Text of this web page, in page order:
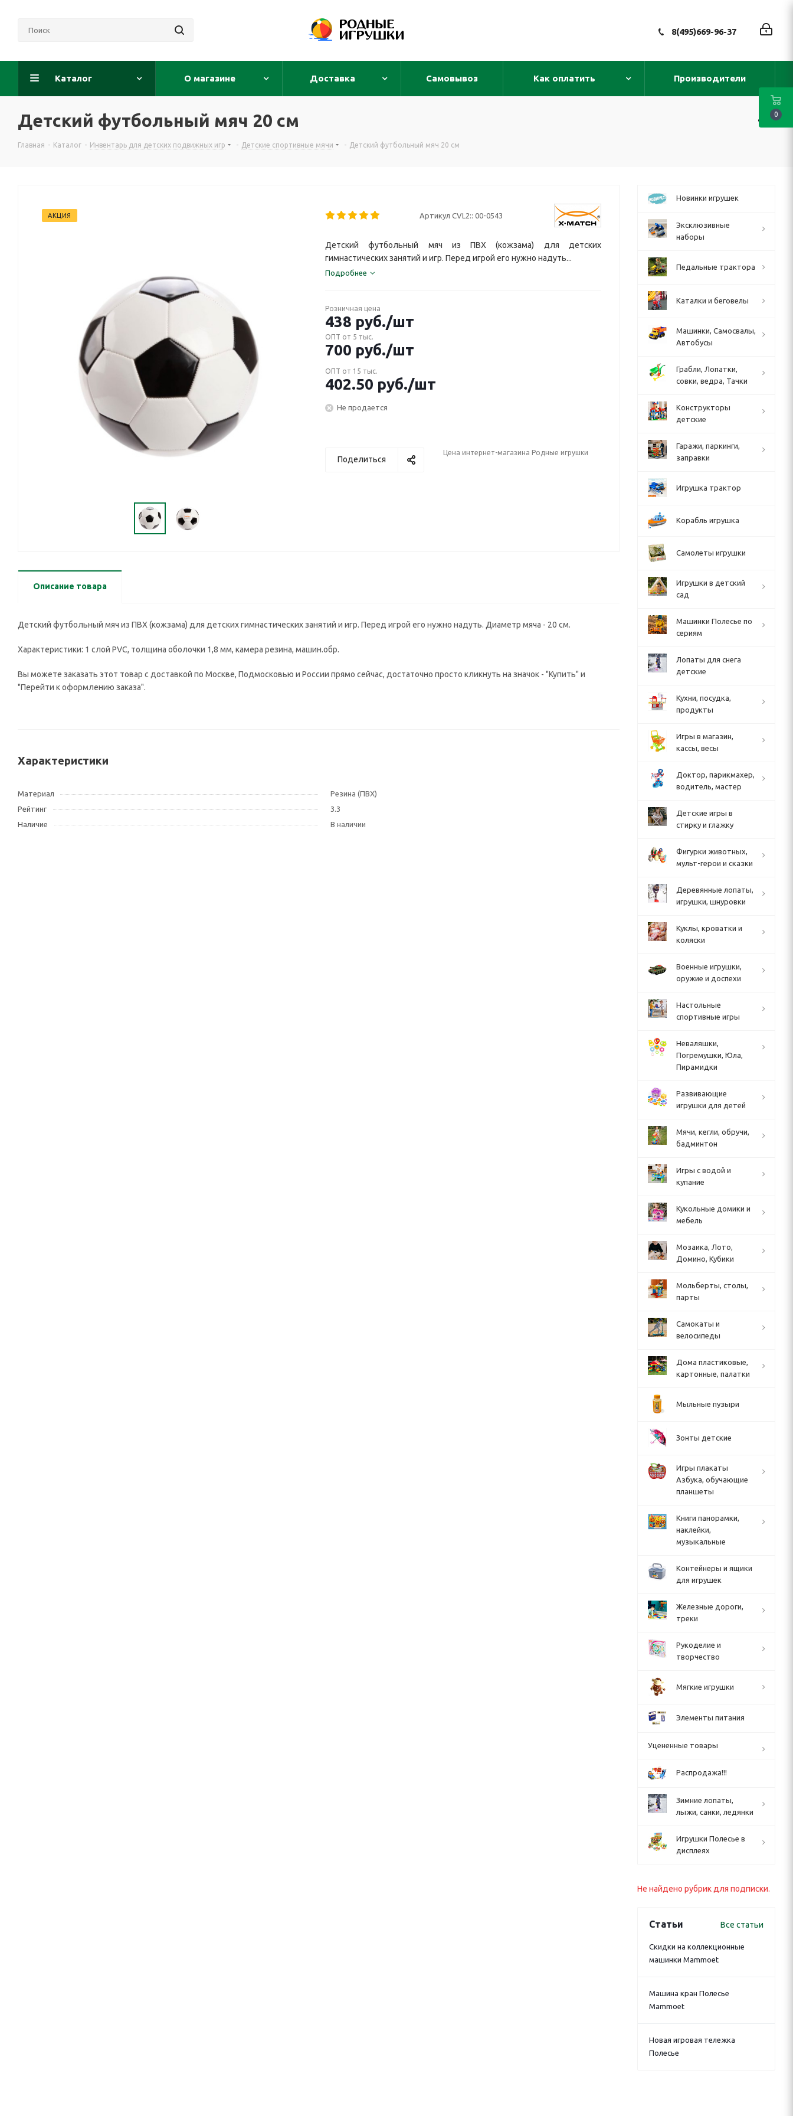
8(495)669-96-37
Каталог О магазине Доставка Самовывоз Как оплатить Производители
Детский футбольный мяч 20 см
Главная - Каталог - Инвентарь для детских подвижных игр - Детские спортивные мячи - Детский футбольный мяч 20 см
АКЦИЯ Артикул CVL2:: 00-0543
Детский футбольный мяч из ПВХ (кожзама) для детских
гимнастических занятий и игр. Перед игрой его нужно надуть...
Подробнее
Розничная цена
438 руб./шт
ОПТ от 5 тыс.
700 руб./шт
ОПТ от 15 тыс.
402.50 руб./шт
Не продается
Поделиться
Цена интернет-магазина Родные игрушки
Описание товара
Детский футбольный мяч из ПВХ (кожзама) для детских гимнастических занятий и игр. Перед игрой его нужно надуть. Диаметр мяча - 20 см.
Характеристики: 1 слой PVC, толщина оболочки 1,8 мм, камера резина, машин.обр.
Вы можете заказать этот товар с доставкой по Москве, Подмосковью и России прямо сейчас, достаточно просто кликнуть на значок - "Купить" и
"Перейти к оформлению заказа".
Характеристики
Материал
Резина (ПВХ)
Рейтинг
3.3
Наличие
В наличии
Новинки игрушек
Эксклюзивные
наборы
Педальные трактора
Каталки и беговелы
Машинки, Самосвалы,
Автобусы
Грабли, Лопатки,
совки, ведра, Тачки
Конструкторы
детские
Гаражи, паркинги,
заправки
Игрушка трактор
Корабль игрушка
Самолеты игрушки
Игрушки в детский
сад
Машинки Полесье по
сериям
Лопаты для снега
детские
Кухни, посудка,
продукты
Игры в магазин,
кассы, весы
Доктор, парикмахер,
водитель, мастер
Детские игры в
стирку и глажку
Фигурки животных,
мульт-герои и сказки
Деревянные лопаты,
игрушки, шнуровки
Куклы, кроватки и
коляски
Военные игрушки,
оружие и доспехи
Настольные
спортивные игры
Неваляшки,
Погремушки, Юла,
Пирамидки
Развивающие
игрушки для детей
Мячи, кегли, обручи,
бадминтон
Игры с водой и
купание
Кукольные домики и
мебель
Мозаика, Лото,
Домино, Кубики
Мольберты, столы,
парты
Cамокаты и
велосипеды
Дома пластиковые,
картонные, палатки
Мыльные пузыри
Зонты детские
Игры плакаты
Азбука, обучающие
планшеты
Книги панорамки,
наклейки,
музыкальные
Контейнеры и ящики
для игрушек
Железные дороги,
треки
Рукоделие и
творчество
Мягкие игрушки
Элементы питания
Уцененные товары
Распродажа!!!
Зимние лопаты,
лыжи, санки, ледянки
Игрушки Полесье в
дисплеях
Не найдено рубрик для подписки.
Статьи Все статьи
Скидки на коллекционные
машинки Mammoet
Машина кран Полесье
Mammoet
Новая игровая тележка
Полесье
0